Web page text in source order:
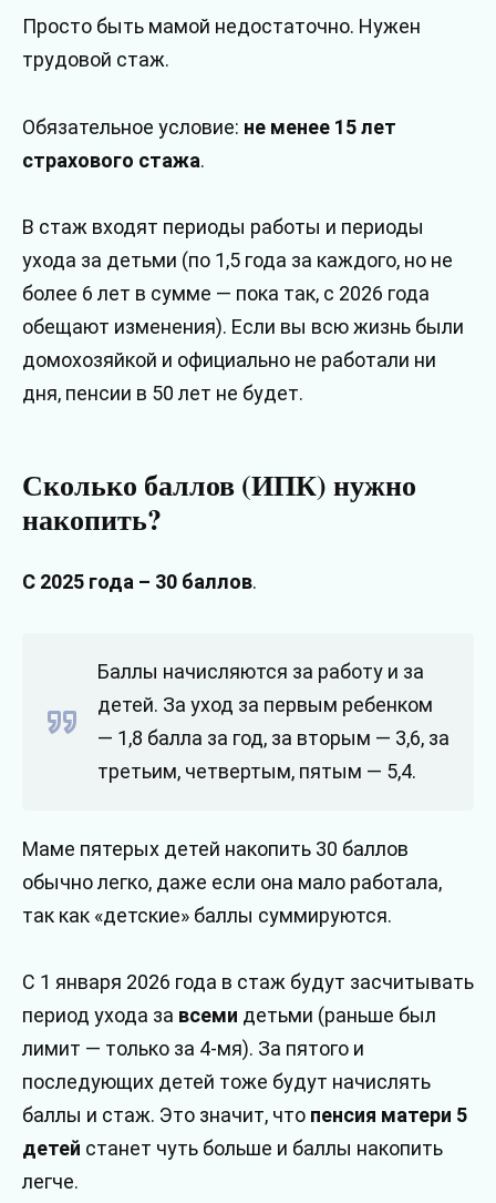
Просто быть мамой недостаточно. Нужен
трудовой стаж.
Обязательное условие: не менее 15 лет
страхового стажа.
В стаж входят периоды работы и периоды
ухода за детьми (по 1,5 года за каждого, но не
более 6 лет в сумме — пока так, с 2026 года
обещают изменения). Если вы всю жизнь были
домохозяйкой и официально не работали ни
дня, пенсии в 50 лет не будет.
Сколько баллов (ИПК) нужно
накопить?
С 2025 года – 30 баллов.
Баллы начисляются за работу и за
детей. За уход за первым ребенком
— 1,8 балла за год, за вторым — 3,6, за
третьим, четвертым, пятым — 5,4.
Маме пятерых детей накопить 30 баллов
обычно легко, даже если она мало работала,
так как «детские» баллы суммируются.
С 1 января 2026 года в стаж будут засчитывать
период ухода за всеми детьми (раньше был
лимит — только за 4-мя). За пятого и
последующих детей тоже будут начислять
баллы и стаж. Это значит, что пенсия матери 5
детей станет чуть больше и баллы накопить
легче.